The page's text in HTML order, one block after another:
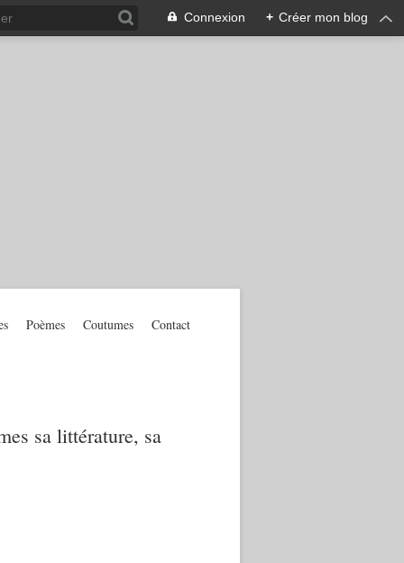
Connexion + Créer mon blog
sa littérature, sa
Poèmes Coutumes Contact